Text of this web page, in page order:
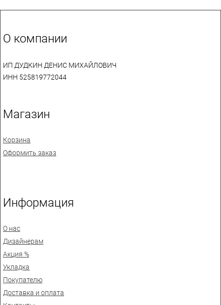
О компании
ИП ДУДКИН ДЕНИС МИХАЙЛОВИЧ
ИНН 525819772044
Магазин
Корзина
Оформить заказ
Информация
О нас
Дизайнерам
Акция %
Укладка
Покупателю
Доставка и оплата